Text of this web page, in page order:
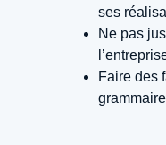
ses
Ne pas
Faire des
grammaire